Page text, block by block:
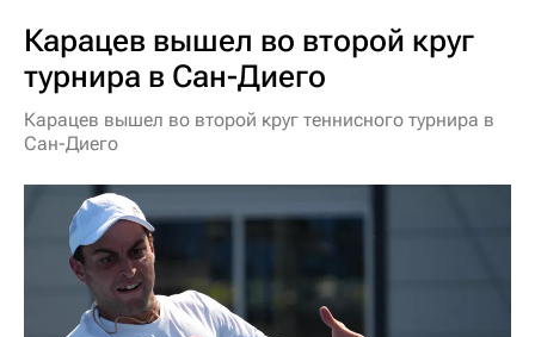
Карацев вышел во второй круг
турнира в Сан-Диего
Карацев вышел во второй круг теннисного турнира в
Сан-Диего